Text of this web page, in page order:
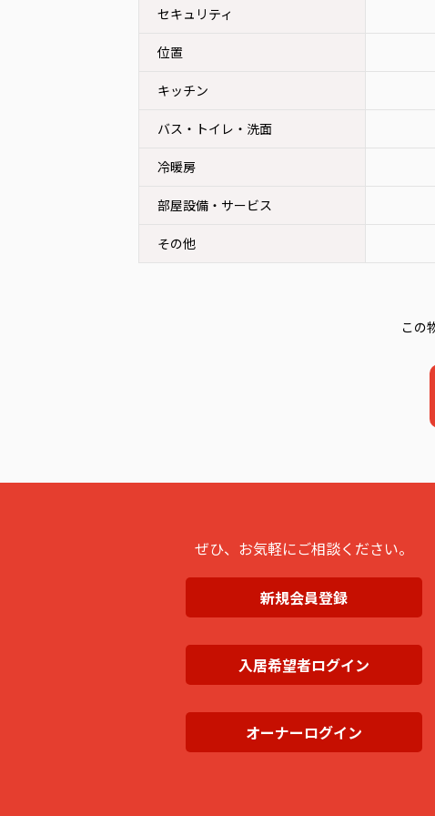
セキュリティ
位置
キッチン
バス・トイレ・洗面
冷暖房
部屋設備・サービス
その他
この
ぜひ、お気軽にご相談ください。
新規会員登録
入居希望者ログイン
オーナーログイン